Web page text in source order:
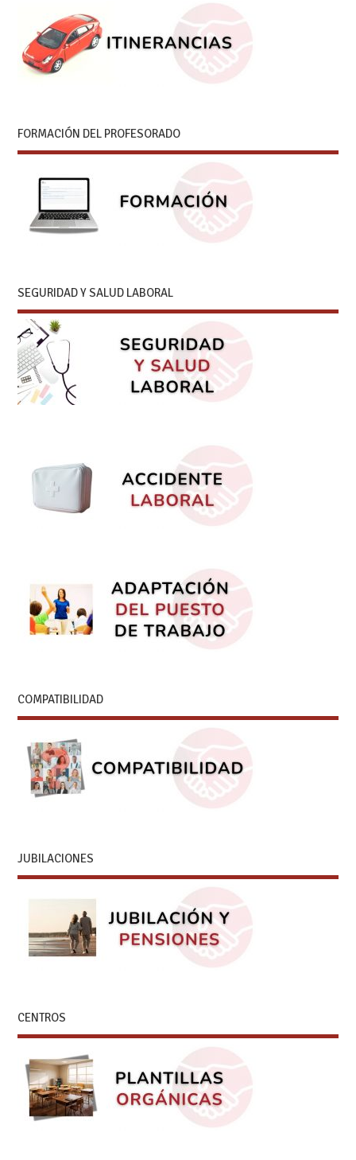
FORMACIÓN DEL PROFESORADO
SEGURIDAD Y SALUD LABORAL
COMPATIBILIDAD
JUBILACIONES
CENTROS